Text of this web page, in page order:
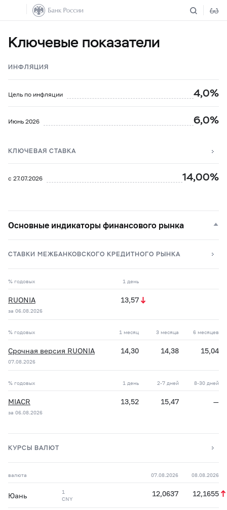
Ключевые показатели
ИНФЛЯЦИЯ
Цель по инфляции 4,0%
Июнь 2026 6,0%
КЛЮЧЕВАЯ СТАВКА
с 27.07.2026 14,00%
Основные индикаторы финансового рынка
СТАВКИ МЕЖБАНКОВСКОГО КРЕДИТНОГО РЫНКА
% годовых 1 день
RUONIA
за 06.08.2026
13,57
% годовых 1 месяц 3 месяца 6 месяцев
Срочная версия RUONIA
07.08.2026
14,30 14,38 15,04
% годовых 1 день 2-7 дней 8-30 дней
MIACR
за 06.08.2026
13,52 15,47 —
КУРСЫ ВАЛЮТ
валюта 07.08.2026 08.08.2026
Юань
1
CNY
12,0637 12,1655